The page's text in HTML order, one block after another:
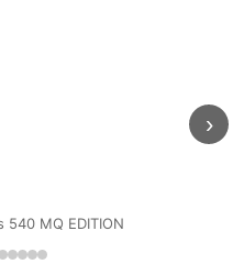
540 MQ EDITION
›